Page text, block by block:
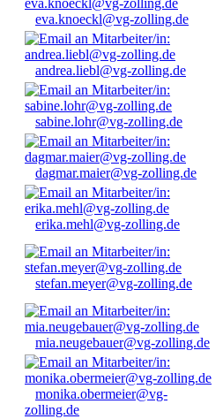
eva.knoeckl@vg-zolling.de
andrea.liebl@vg-zolling.de
sabine.lohr@vg-zolling.de
dagmar.maier@vg-zolling.de
erika.mehl@vg-zolling.de
stefan.meyer@vg-zolling.de
mia.neugebauer@vg-zolling.de
monika.obermeier@vg-
zolling.de